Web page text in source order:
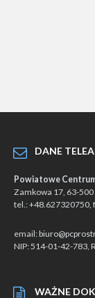
DANE
Powiatowe
Zamkowa 17, 63-
tel.: +48.627320750,
email:
NIP: 514-01-42-783,
WAŻNE